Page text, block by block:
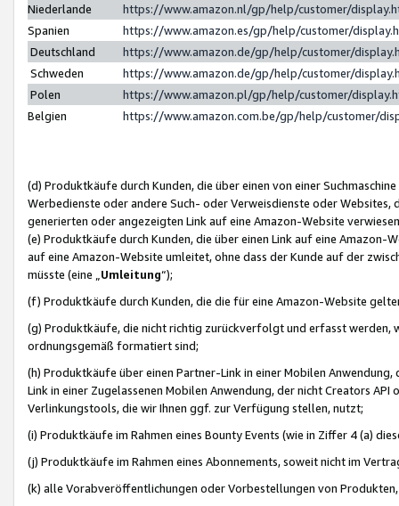
Niederlande
https://www.amazon.nl/gp/help/customer/
Spanien
https://www.amazon.es/gp/help/customer/
Deutschland
https://www.amazon.de/gp/help/customer/
Schweden
https://www.amazon.de/gp/help/customer/
Polen
https://www.amazon.pl/gp/help/customer/
Belgien
https://www.amazon.com.be/gp/help/customer/
(d) Produktkäufe durch Kunden, die über einen von einer
Werbedienste oder andere Such- oder Verweisdienste oder Websites,
generierten oder angezeigten Link auf eine Amazon-Website
(e) Produktkäufe durch Kunden, die über einen Link auf eine
auf eine Amazon-Website umleitet, ohne dass der Kunde auf der
müsste (eine „ Umleitung“);
(f) Produktkäufe durch Kunden, die die für eine Amazon-Website
(g) Produktkäufe, die nicht richtig zurückverfolgt und erfasst werden,
ordnungsgemäß formatiert sind;
(h) Produktkäufe über einen Partner-Link in einer Mobilen
Link in einer Zugelassenen Mobilen Anwendung, der nicht Creators
Verlinkungstools, die wir Ihnen ggf. zur Verfügung stellen, nutzt;
(i) Produktkäufe im Rahmen eines Bounty Events (wie in Ziffer 4 (a)
(j) Produktkäufe im Rahmen eines Abonnements, soweit nicht im
(k) alle Vorabveröffentlichungen oder Vorbestellungen von